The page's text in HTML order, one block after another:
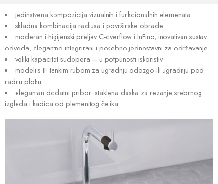
jedinstvena kompozicija vizualnih i funkcionalnih elemenata
skladna kombinacija radiusa i površinske obrade
moderan i higijenski preljev C-overflow i InFino, inovativan sustav
odvoda, elegantno integrirani i posebno jednostavni za održavanje
veliki kapacitet sudopera – u potpunosti iskoristiv
modeli s IF tankim rubom za ugradnju odozgo ili ugradnju pod
radnu plohu
elegantan dodatni pribor: staklena daska za rezanje srebrnog
izgleda i kadica od plemenitog čelika